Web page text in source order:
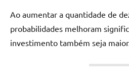
Ao aumentar a quantidade de
probabilidades melhoram
investimento também seja